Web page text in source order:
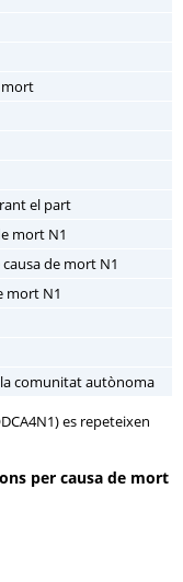
mort
el part
mort N1
de mort N1
mort N1
comunitat autònoma
es repeteixen
per causa de mort